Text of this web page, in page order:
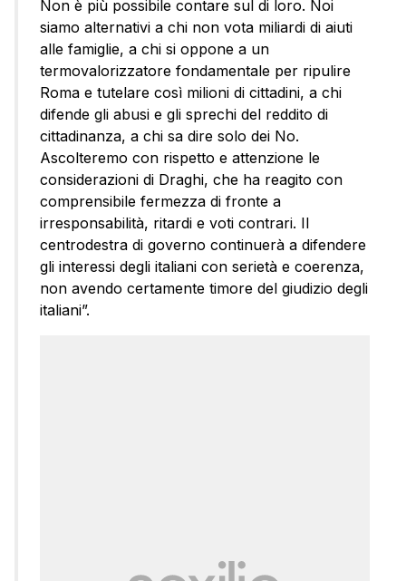
Non è più possibile contare sul di loro. Noi
siamo alternativi a chi non vota miliardi di aiuti
alle famiglie, a chi si oppone a un
termovalorizzatore fondamentale per ripulire
Roma e tutelare così milioni di cittadini, a chi
difende gli abusi e gli sprechi del reddito di
cittadinanza, a chi sa dire solo dei No.
Ascolteremo con rispetto e attenzione le
considerazioni di Draghi, che ha reagito con
comprensibile fermezza di fronte a
irresponsabilità, ritardi e voti contrari. Il
centrodestra di governo continuerà a difendere
gli interessi degli italiani con serietà e coerenza,
non avendo certamente timore del giudizio degli
italiani”.